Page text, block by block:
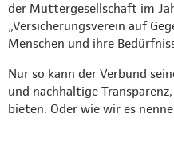
der Muttergesellschaft im
„Versicherungsverein auf
Menschen und ihre
Nur so kann der Verbund
und nachhaltige
bieten. Oder wie wir es